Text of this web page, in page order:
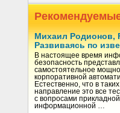
Михаил Родионов,
Развиваясь по
В настоящее время
безопасность
самостоятельное
корпоративной
Естественно, что в
направление это все
с вопросами прикладной
информационной …